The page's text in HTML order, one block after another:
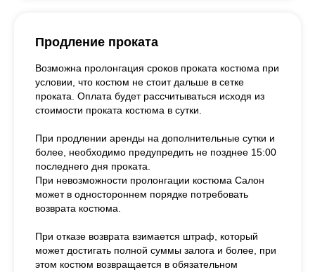
Продление проката
Возможна пролонгация сроков проката костюма при
условии, что костюм не стоит дальше в сетке
проката. Оплата будет рассчитываться исходя из
стоимости проката костюма в сутки.
При продлении аренды на дополнительные сутки и
более, необходимо предупредить не позднее 15:00
последнего дня проката.
При невозможности пролонгации костюма Салон
может в одностороннем порядке потребовать
возврата костюма.
При отказе возврата взимается штраф, который
может достигать полной суммы залога и более, при
этом костюм возвращается в обязательном